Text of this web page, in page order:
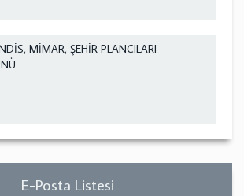
MİMAR, ŞEHİR PLANCILARI
E-Posta Listesi